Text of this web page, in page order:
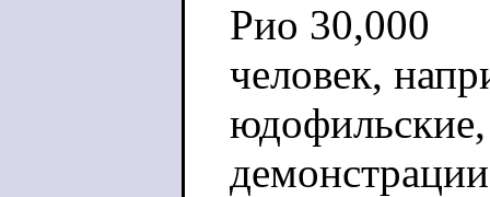
Рио 30,000
человек,
юдофильские,